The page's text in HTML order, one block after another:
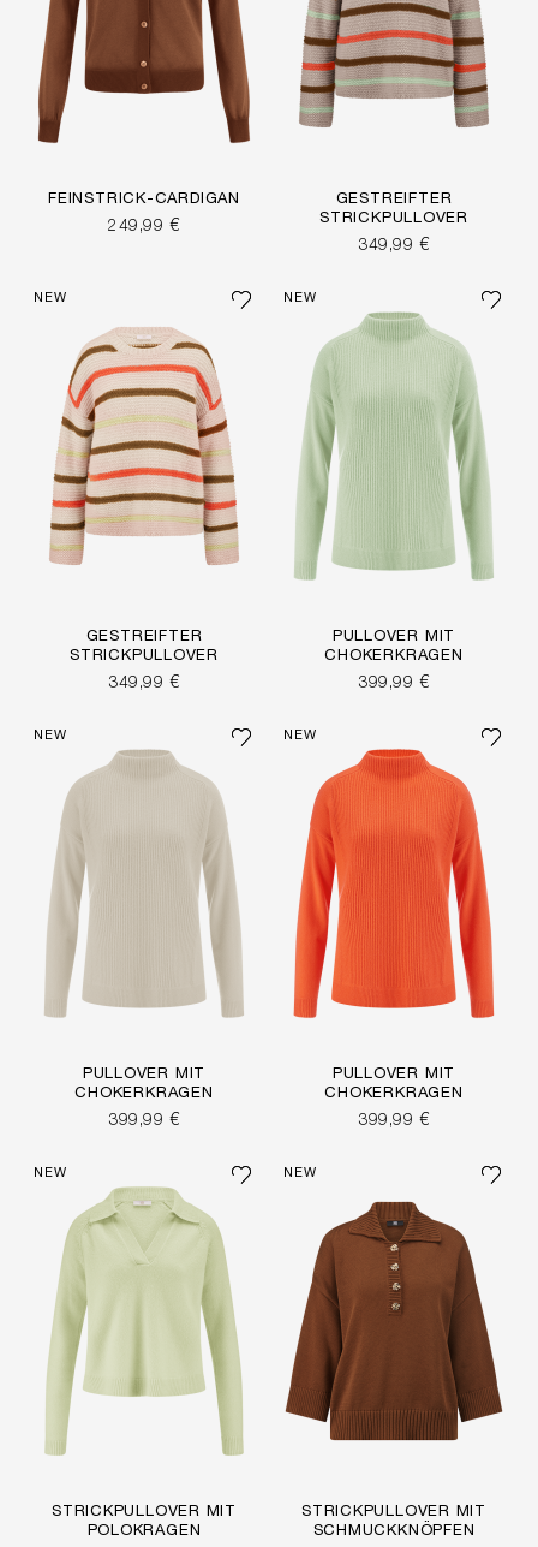
FEINSTRICK-CARDIGAN
249,99 €
GESTREIFTER
STRICKPULLOVER
349,99 €
NEW
GESTREIFTER
STRICKPULLOVER
349,99 €
NEW
PULLOVER MIT
CHOKERKRAGEN
399,99 €
NEW
PULLOVER MIT
CHOKERKRAGEN
399,99 €
NEW
PULLOVER MIT
CHOKERKRAGEN
399,99 €
NEW
STRICKPULLOVER MIT
POLOKRAGEN
NEW
STRICKPULLOVER MIT
SCHMUCKKNÖPFEN